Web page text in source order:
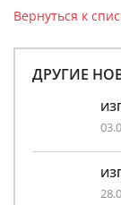
Вернуться к
ДРУГИЕ